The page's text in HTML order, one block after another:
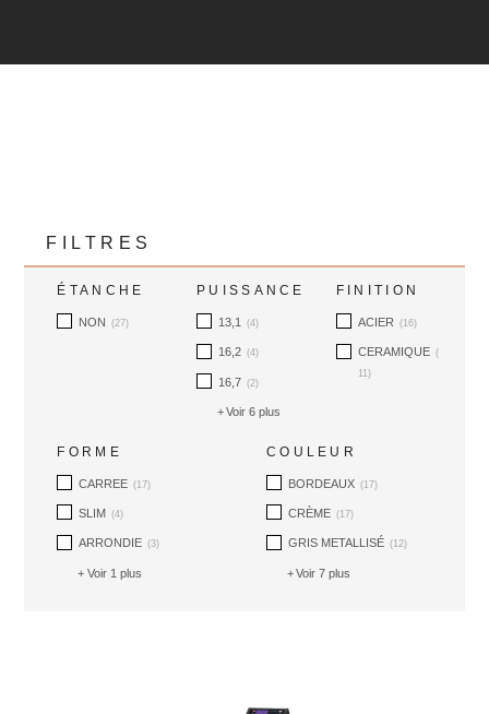
FILTRES
ÉTANCHE
NON (27)
PUISSANCE
13,1 (4)
16,2 (4)
16,7 (2)
Voir 6 plus
FINITION
ACIER (16)
CERAMIQUE (
11)
FORME
CARREE (17)
SLIM (4)
ARRONDIE (3)
Voir 1 plus
COULEUR
BORDEAUX (17)
CRÈME (17)
GRIS METALLISÉ (12)
Voir 7 plus